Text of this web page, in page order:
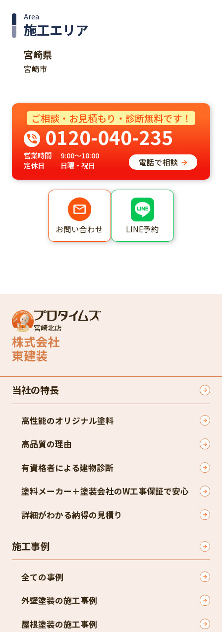
施工エリア
Area
宮崎県
宮崎市
ご相談・お見積もり・診断無料です！
0120-040-235
営業時間
9:00～18:00
定休日
日曜・祝日 電話で相談
お問い合わせ LINE予約
宮崎北店
株式会社
東建装
当社の特長
高性能のオリジナル塗料
高品質の理由
有資格者による建物診断
塗料メーカー＋塗装会社のW工事保証で安心
詳細がわかる納得の見積り
施工事例
全ての事例
外壁塗装の施工事例
屋根塗装の施工事例